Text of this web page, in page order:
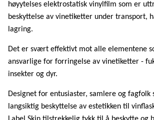
høyytelses elektrostatisk vinylfilm som er
beskyttelse av vinetiketter under transport,
lagring.
Det er svært effektivt mot alle elementene
ansvarlige for forringelse av vinetiketter -
insekter og dyr.
Designet for entusiaster, samlere og fagfolk
langsiktig beskyttelse av estetikken til